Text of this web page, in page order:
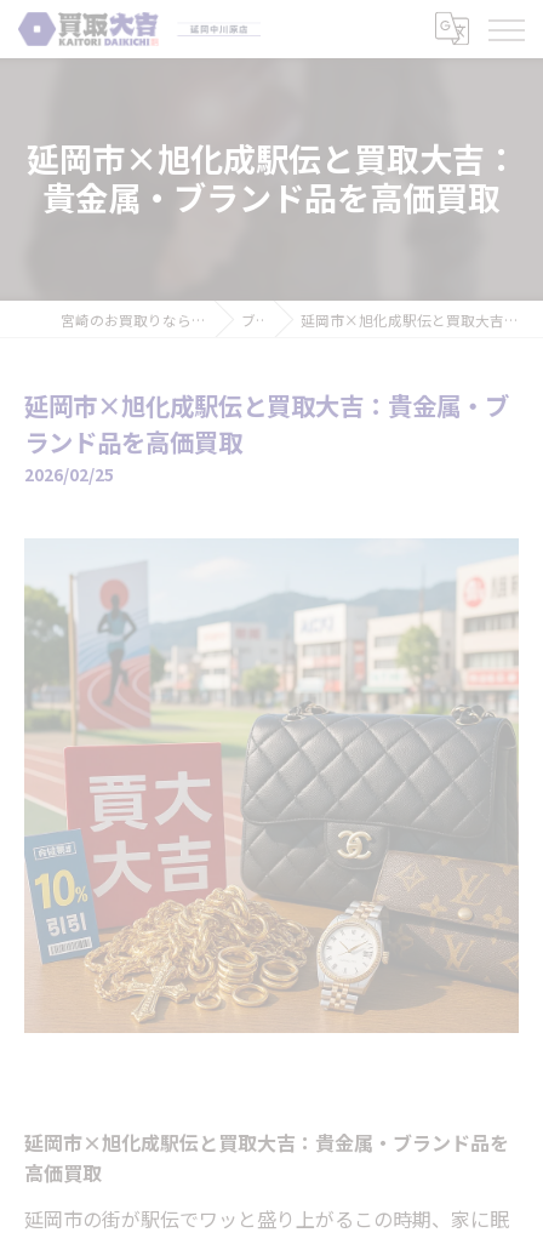
延岡市×旭化成駅伝と買取大吉：
貴金属・ブランド品を高価買取
宮崎のお買取りなら買取大吉 延岡中川原店 ブログ 延岡市×旭化成駅伝と買取大吉：貴金属・ブランド品を高価買取
延岡市×旭化成駅伝と買取大吉：貴金属・ブ
ランド品を高価買取
2026/02/25
延岡市×旭化成駅伝と買取大吉：貴金属・ブランド品を
高価買取
延岡市の街が駅伝でワッと盛り上がるこの時期、家に眠